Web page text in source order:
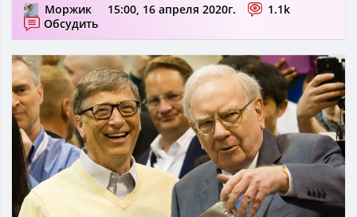
Моржик 15:00, 16 апреля 2020г.
1.1k
Обсудить